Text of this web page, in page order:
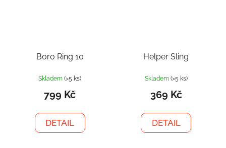
Boro Ring 10
Skladem(>5 ks)
799 Kč
DETAIL
Helper Sling
Skladem (>5 ks)
369 Kč
DETAIL